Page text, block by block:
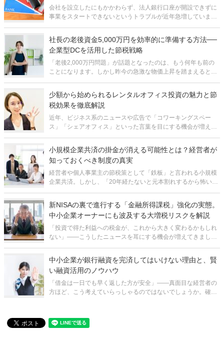
会社を設立したにもかかわらず、法人銀行口座が開設できずに
事業をスタートできないというトラブルが近年急増していま
きた法人口座ですが、現在は審査基準が格段に厳しくなってお
り、何の準備もせずに申し込むと断ら
社長の老後資金5,000万円を効率的に準備する方法──
企業型DCを活用した節税戦略
「老後2,000万円問題」が話題となったのは、もう何年も前の
ことになります。しかし昨今の急激な物価上昇を踏まえると、
ないでしょうか。実際、最近では老後に必要な資金として
「5,000万円」という数字
少額から始められるレンタルオフィス投資の魅力と節
税効果を徹底解説
近年、ビジネス系のニュースや広告で「コワーキングスペー
ス」「シェアオフィス」といった言葉を目にする機会が増えま
タル型のビジネスは急速に市場を拡大しており、投資対象とし
ても大きな注目を集めています。とは
小規模企業共済の掛金が消える可能性とは？経営者が
知っておくべき制度の真実
経営者や個人事業主の節税策として「鉄板」と言われる小規模
企業共済。しかし、「20年経たないと元本割れするから怖い」
た理由で加入を見送っている方が少なくありません。さらに、
加入しているにもかかわらず、制
新NISAの裏で進行する「金融所得課税」強化の実態。
中小企業オーナーにも波及する大増税リスクを解説
「投資で得た利益への税金が、これから大きく変わるかもしれ
ない」——こうしたニュースを耳にする機会が増えてきまし
裏側では「金融所得課税」の強化が静かに進行しています。多
くの方は「自分は超富裕層ではな
中小企業が銀行融資を完済してはいけない理由と、賢
い融資活用のノウハウ
「借金は一日でも早く返した方が安全」——真面目な経営者の
方ほど、こう考えていらっしゃるのではないでしょうか。確か
財務戦略の視点から見ると、この考